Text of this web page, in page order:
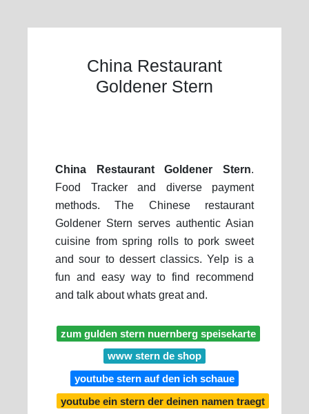
China Restaurant
Goldener Stern
China Restaurant Goldener Stern.
Food Tracker and diverse payment
methods. The Chinese restaurant
Goldener Stern serves authentic Asian
cuisine from spring rolls to pork sweet
and sour to dessert classics. Yelp is a
fun and easy way to find recommend
and talk about whats great and.
zum gulden stern nuernberg speisekarte
www stern de shop
youtube stern auf den ich schaue
youtube ein stern der deinen namen traegt